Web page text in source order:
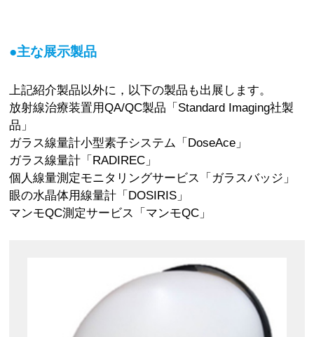
●主な展示製品
上記紹介製品以外に，以下の製品も出展します。
放射線治療装置用QA/QC製品「Standard Imaging社製
品」
ガラス線量計小型素子システム「DoseAce」
ガラス線量計「RADIREC」
個人線量測定モニタリングサービス「ガラスバッジ」
眼の水晶体用線量計「DOSIRIS」
マンモQC測定サービス「マンモQC」